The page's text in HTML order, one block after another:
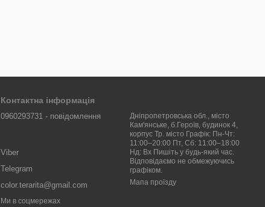
Контактна інформація
0960293731 - повідомлення
Viber
Telegram
color.terarita@gmail.com
Дніпропетровська обл., місто
Кам'янське, б.Героїв, будинок 4,
корпус Тр. місто Графік: Пн-Чт:
11:00–20:00 Пт, Сб: 11:00–18:00
Нд: Вх Пишіть у будь-який час.
Відповідаємо не обмежуючись
графіком.
Мапа проїзду
Ми в соцмережах